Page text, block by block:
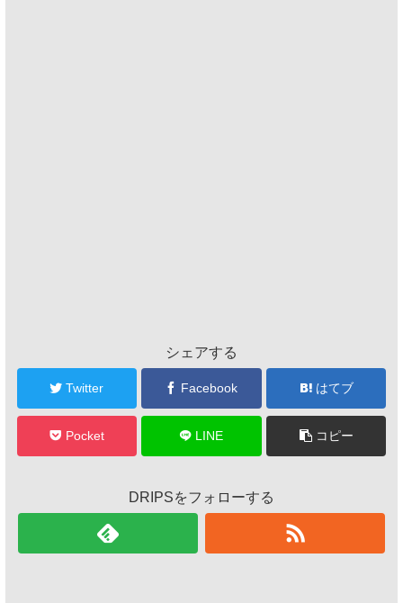
シェアする
Twitter Facebook はてブ
Pocket LINE コピー
DRIPSをフォローする